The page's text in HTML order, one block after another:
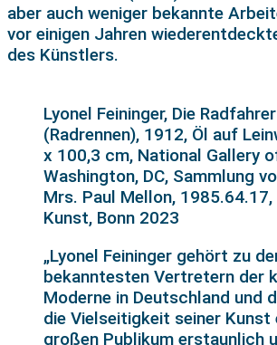
aber auch weniger bekannte
vor einigen Jahren
des Künstlers.
Lyonel Feininger, Die Radfahrer
(Radrennen), 1912, Öl auf
x 100,3 cm, National Gallery
Washington, DC, Sammlung
Mrs. Paul Mellon,
Kunst, Bonn 2023
„Lyonel Feininger gehört zu
bekanntesten Vertretern der
Moderne in Deutschland und
die Vielseitigkeit seiner Kunst
großen Publikum erstaunlich